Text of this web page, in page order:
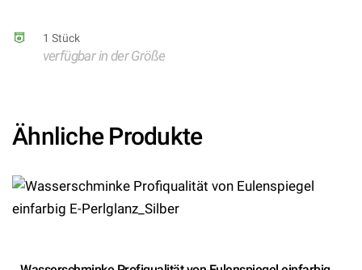
1 Stück
verfügbar in der Größe
Ähnliche Produkte